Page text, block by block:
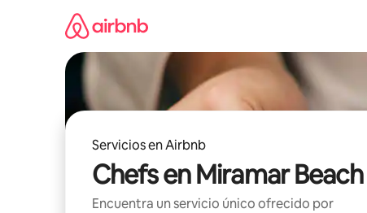
Servicios en Airbnb
Chefs en Miramar Beach
Encuentra un servicio único ofrecido por